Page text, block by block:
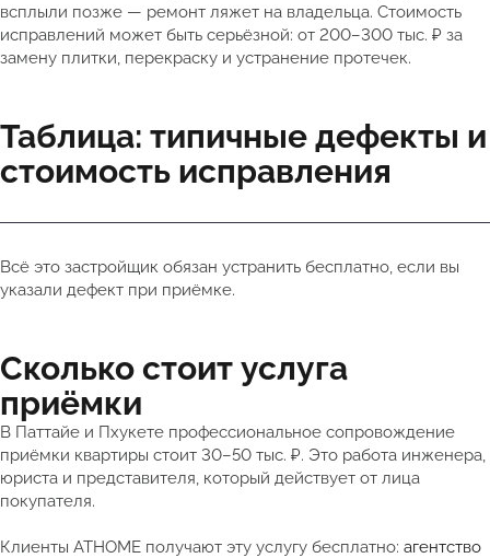
всплыли позже — ремонт ляжет на владельца. Стоимость
исправлений может быть серьёзной: от 200–300 тыс. ₽ за
замену плитки, перекраску и устранение протечек.
Таблица: типичные дефекты и
стоимость исправления
Всё это застройщик обязан устранить бесплатно, если вы
указали дефект при приёмке.
Сколько стоит услуга
приёмки
В Паттайе и Пхукете профессиональное сопровождение
приёмки квартиры стоит 30–50 тыс. ₽. Это работа инженера,
юриста и представителя, который действует от лица
покупателя.
Клиенты ATHOME получают эту услугу бесплатно: агентство